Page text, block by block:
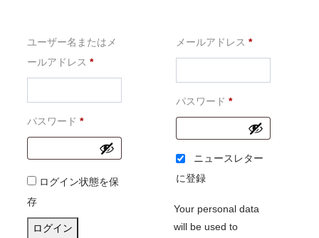
ユーザー名またはメ
ールアドレス *必
須
パスワード *必
須
ログイン状態を保
存
ログイン
メールアドレス *必
須
パスワード *必
須
ニュースレター
に登録
Your personal data
will be used to